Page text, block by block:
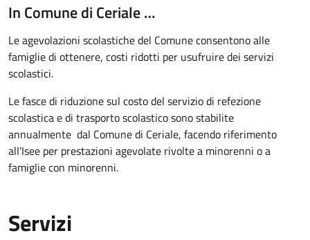
In Comune di Ceriale …
Le agevolazioni scolastiche del Comune consentono alle
famiglie di ottenere, costi ridotti per usufruire dei servizi
scolastici.
Le fasce di riduzione sul costo del servizio di refezione
scolastica e di trasporto scolastico sono stabilite
annualmente dal Comune di Ceriale, facendo riferimento
all’Isee per prestazioni agevolate rivolte a minorenni o a
famiglie con minorenni.
Servizi